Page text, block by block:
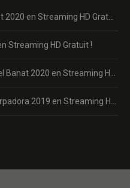
en Streaming HD Gratuit !
Streaming HD Gratuit !
2020 en Streaming HD Gratuit !
2019 en Streaming HD Gratuit !